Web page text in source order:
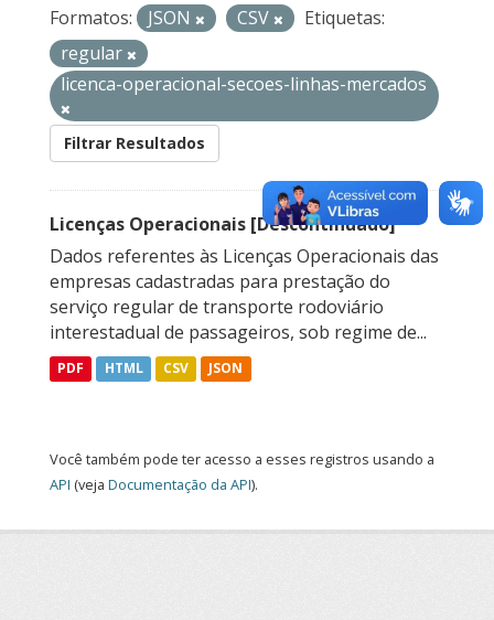
Formatos:
JSON CSV
Etiquetas:
regular
licenca-operacional-secoes-linhas-mercados
Filtrar Resultados
Licenças Operacionais [Descontinuado]
Dados referentes às Licenças Operacionais das
empresas cadastradas para prestação do
serviço regular de transporte rodoviário
interestadual de passageiros, sob regime de...
PDF HTML CSV JSON
Você também pode ter acesso a esses registros usando a
API (veja Documentação da API).